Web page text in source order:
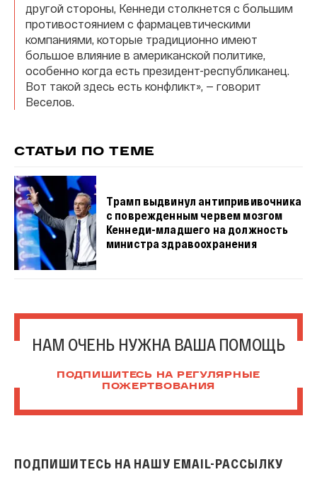
другой стороны, Кеннеди столкнется с большим
противостоянием с фармацевтическими
компаниями, которые традиционно имеют
большое влияние в американской политике,
особенно когда есть президент-республиканец.
Вот такой здесь есть конфликт», — говорит
Веселов.
СТАТЬИ ПО ТЕМЕ
Трамп выдвинул антипрививочника
с поврежденным червем мозгом
Кеннеди-младшего на должность
министра здравоохранения
НАМ ОЧЕНЬ НУЖНА ВАША ПОМОЩЬ
ПОДПИШИТЕСЬ НА РЕГУЛЯРНЫЕ
ПОЖЕРТВОВАНИЯ
ПОДПИШИТЕСЬ НА НАШУ EMAIL-РАССЫЛКУ